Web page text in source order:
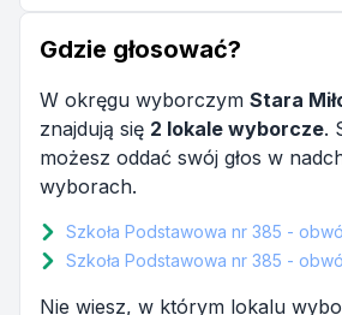
Gdzie głosować?
W okręgu wyborczym Stara
znajdują się 2 lokale wyborcze.
możesz oddać swój głos w
wyborach.
Szkoła Podstawowa nr 385 -
Szkoła Podstawowa nr 385 -
Nie wiesz, w którym lokalu